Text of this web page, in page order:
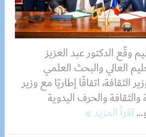
الدكتور عبد العزيز
العالي والبحث العلمي
الثقافة، اتفاقًا إطاريًا مع وزير
والثقافة والحرف اليدوية
اقرأ المزيد